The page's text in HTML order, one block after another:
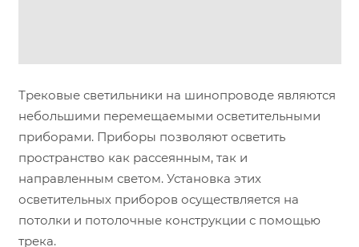
Трековые светильники на шинопроводе являются
небольшими перемещаемыми осветительными
приборами. Приборы позволяют осветить
пространство как рассеянным, так и
направленным светом. Установка этих
осветительных приборов осуществляется на
потолки и потолочные конструкции с помощью
трека.